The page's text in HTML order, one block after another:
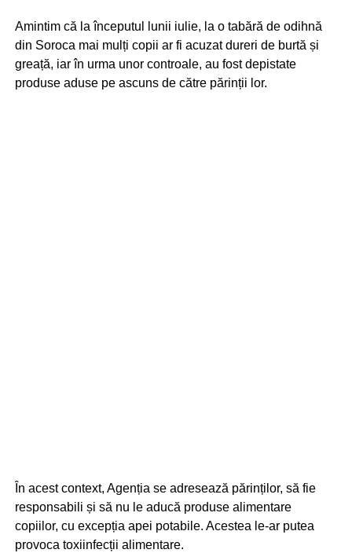
Amintim că la începutul lunii iulie, la o tabără de odihnă
din Soroca mai mulți copii ar fi acuzat dureri de burtă și
greață, iar în urma unor controale, au fost depistate
produse aduse pe ascuns de către părinții lor.
În acest context, Agenția se adresează părinților, să fie
responsabili și să nu le aducă produse alimentare
copiilor, cu excepția apei potabile. Acestea le-ar putea
provoca toxiinfecții alimentare.